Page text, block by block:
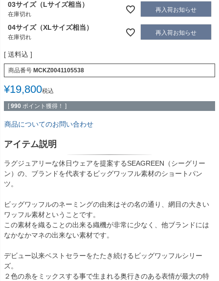
03サイズ（Lサイズ相当）
在庫切れ
再入荷お知らせ
04サイズ（XLサイズ相当）
在庫切れ
再入荷お知らせ
送料込
商品番号 MCKZ0041105538
¥19,800税込
[ 990 ポイント獲得！ ]
商品についてのお問い合わせ
アイテム説明
ラグジュアリーな休日ウェアを提案するSEAGREEN（シーグリー
ン）の、ブランドを代表するビッグワッフル素材のショートパン
ツ。
ビッグワッフルのネーミングの由来はその名の通り、網目の大きい
ワッフル素材ということです。
この素材を織ることの出来る織機が非常に少なく、他ブランドには
なかなかマネの出来ない素材です。
デビュー以来ベストセラーをたたき続けるビッグワッフルシリー
ズ。
２色の糸をミックスする事で生まれる奥行きのある表情が最大の特